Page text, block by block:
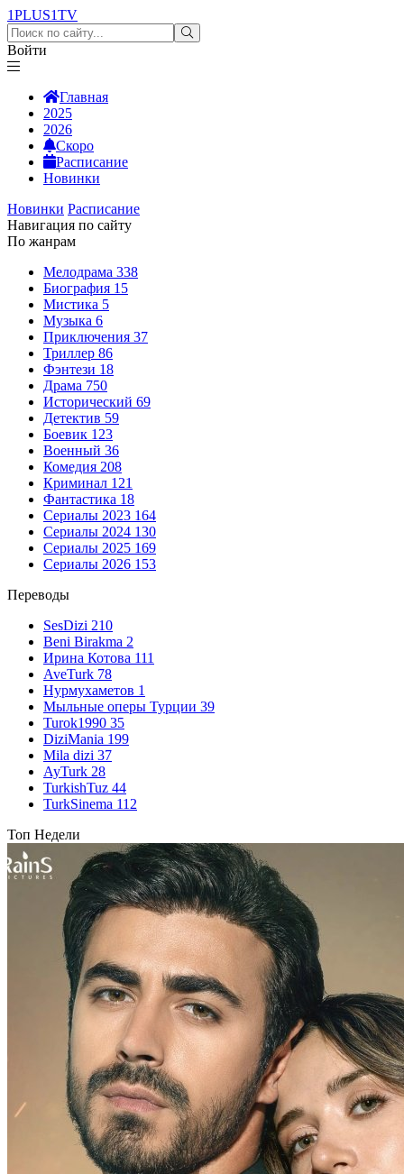
1PLUS1TV
Войти
Главная
2025
2026
Скоро
Расписание
Новинки
Новинки Расписание
Навигация по сайту
По жанрам
Мелодрама 338
Биография 15
Мистика 5
Музыка 6
Приключения 37
Триллер 86
Фэнтези 18
Драма 750
Исторический 69
Детектив 59
Боевик 123
Военный 36
Комедия 208
Криминал 121
Фантастика 18
Сериалы 2023 164
Сериалы 2024 130
Сериалы 2025 169
Сериалы 2026 153
Переводы
SesDizi 210
Beni Birakma 2
Ирина Котова 111
AveTurk 78
Нурмухаметов 1
Мыльные оперы Турции 39
Turok1990 35
DiziMania 199
Mila dizi 37
AyTurk 28
TurkishTuz 44
TurkSinema 112
Топ Недели